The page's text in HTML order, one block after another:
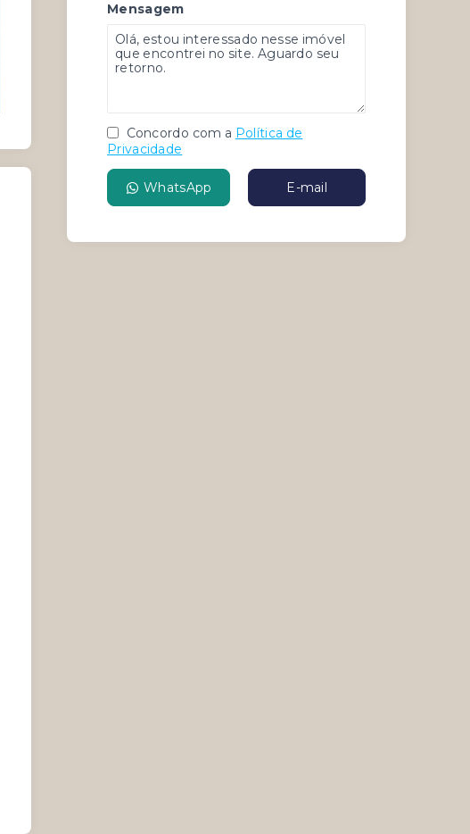
Mensagem
Concordo com a Política de
Privacidade
WhatsApp E-mail